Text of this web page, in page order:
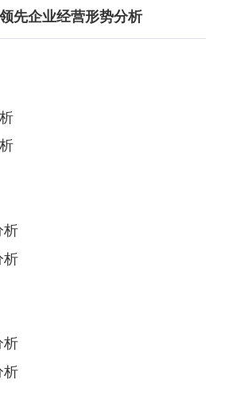
先企业经营形势分析
析
析
析
析